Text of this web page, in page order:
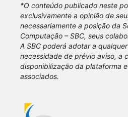
*O conteúdo publicado neste
exclusivamente a opinião de
necessariamente a posição da
Computação – SBC, seus
A SBC poderá adotar a
necessidade de prévio aviso, a
disponibilização da plataforma
associados.